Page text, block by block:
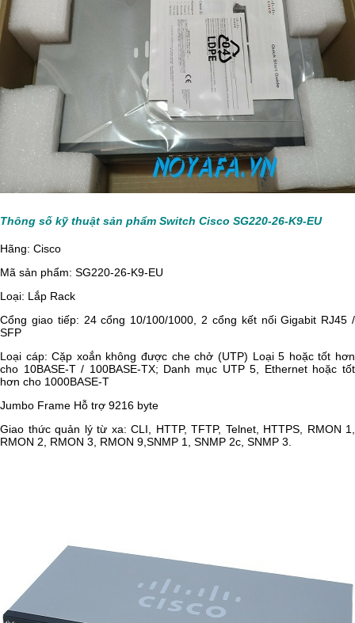
Thông số kỹ thuật sản phẩm Switch Cisco SG220-26-K9-EU
Hãng: Cisco
Mã sản phẩm: SG220-26-K9-EU
Loại: Lắp Rack
Cổng giao tiếp: 24 cổng 10/100/1000, 2 cổng kết nối Gigabit RJ45 /
SFP
Loại cáp: Cặp xoắn không được che chở (UTP) Loại 5 hoặc tốt hơn
cho 10BASE-T / 100BASE-TX; Danh mục UTP 5, Ethernet hoặc tốt
hơn cho 1000BASE-T
Jumbo Frame Hỗ trợ 9216 byte
Giao thức quản lý từ xa: CLI, HTTP, TFTP, Telnet, HTTPS, RMON 1,
RMON 2, RMON 3, RMON 9,SNMP 1, SNMP 2c, SNMP 3.